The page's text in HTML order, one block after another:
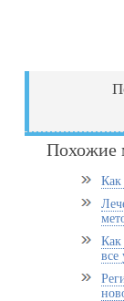
Похожие
Как
Как
все